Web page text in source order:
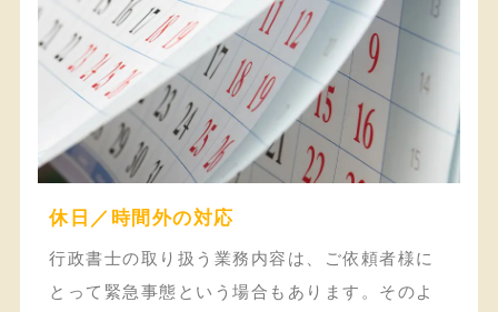
休日／時間外の対応
行政書士の取り扱う業務内容は、ご依頼者様に
とって緊急事態という場合もあります。そのよ